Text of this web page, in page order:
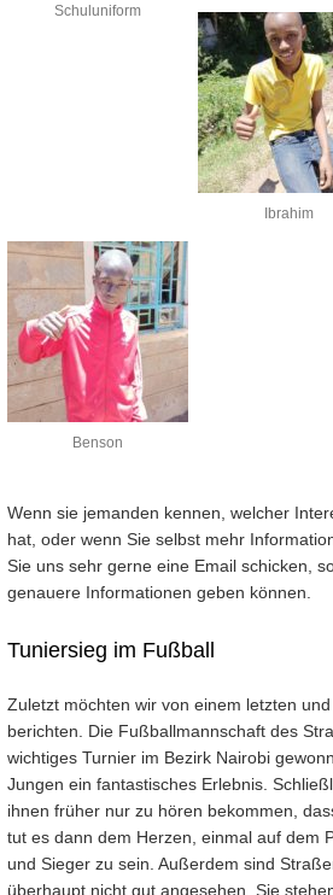
Schuluniform
Ibrahim
Benson
Wenn sie jemanden kennen, welcher
hat, oder wenn Sie selbst mehr
Sie uns sehr gerne eine Email schicken,
genauere Informationen geben können.
Tuniersieg im Fußball
Zuletzt möchten wir von einem letzten
berichten. Die Fußballmannschaft des
wichtiges Turnier im Bezirk Nairobi
Jungen ein fantastisches Erlebnis.
ihnen früher nur zu hören bekommen,
tut es dann dem Herzen, einmal auf dem
und Sieger zu sein. Außerdem sind
überhaupt nicht gut angesehen. Sie